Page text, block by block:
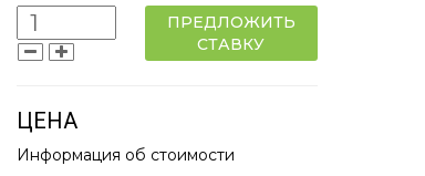
ПРЕДЛОЖИТЬ
СТАВКУ
ЦЕНА
Информация об стоимости